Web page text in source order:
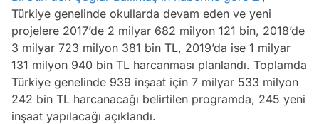
Türkiye genelinde okullarda devam eden ve yeni
projelere 2017’de 2 milyar 682 milyon 121 bin, 2018’de
3 milyar 723 milyon 381 bin TL, 2019’da ise 1 milyar
131 milyon 940 bin TL harcanması planlandı. Toplamda
Türkiye genelinde 939 inşaat için 7 milyar 533 milyon
242 bin TL harcanacağı belirtilen programda, 245 yeni
inşaat yapılacağı açıklandı.